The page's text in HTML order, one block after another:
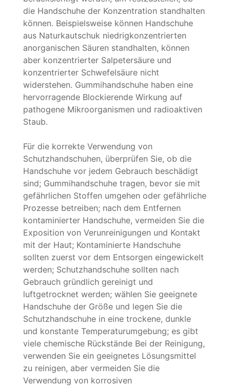
die Handschuhe der Konzentration standhalten
können. Beispielsweise können Handschuhe
aus Naturkautschuk niedrigkonzentrierten
anorganischen Säuren standhalten, können
aber konzentrierter Salpetersäure und
konzentrierter Schwefelsäure nicht
widerstehen. Gummihandschuhe haben eine
hervorragende Blockierende Wirkung auf
pathogene Mikroorganismen und radioaktiven
Staub.
Für die korrekte Verwendung von
Schutzhandschuhen, überprüfen Sie, ob die
Handschuhe vor jedem Gebrauch beschädigt
sind; Gummihandschuhe tragen, bevor sie mit
gefährlichen Stoffen umgehen oder gefährliche
Prozesse betreiben; nach dem Entfernen
kontaminierter Handschuhe, vermeiden Sie die
Exposition von Verunreinigungen und Kontakt
mit der Haut; Kontaminierte Handschuhe
sollten zuerst vor dem Entsorgen eingewickelt
werden; Schutzhandschuhe sollten nach
Gebrauch gründlich gereinigt und
luftgetrocknet werden; wählen Sie geeignete
Handschuhe der Größe und legen Sie die
Schutzhandschuhe in eine trockene, dunkle
und konstante Temperaturumgebung; es gibt
viele chemische Rückstände Bei der Reinigung,
verwenden Sie ein geeignetes Lösungsmittel
zu reinigen, aber vermeiden Sie die
Verwendung von korrosiven